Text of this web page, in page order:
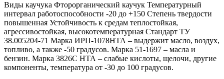
Виды каучука Фторорганический каучук Температурный
интервал работоспособности -20 до +150 Степень твердости
повышенная Устойчивость к средам теплостойкая,
агрессивостойкая, высокотемпературная Стандарт ТУ
38.005204-71 Марка ИРП-1078НТА – выдержит масло, воздух,
топливо, а также -50 градусов. Марка 51-1697 – масла и
бензин. Марка 3826С НТА – слабые кислоты, щелочи, другие
компоненты, температура от -30 до 100 градусов.